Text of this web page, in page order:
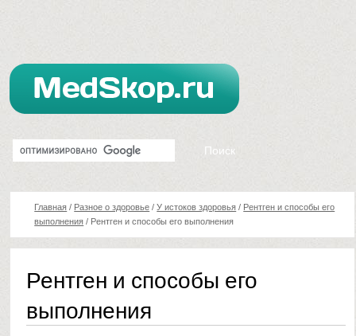
Главная / Разное о здоровье /У истоков здоровья / Рентген и способы его
выполнения / Рентген и способы его выполнения
Рентген и способы его
выполнения